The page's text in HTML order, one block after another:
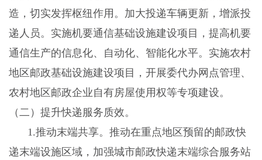
造，切实发挥枢纽作用。加大投递车辆更新，增派投
递人员。实施机要通信基础设施建设项目，提高机要
通信生产的信息化、自动化、智能化水平。实施农村
地区邮政基础设施建设项目，开展委代办网点管理、
农村地区邮政企业自有房屋使用权等专项建设。
（二）提升快递服务质效。
1 .推动末端共享。推动在重点地区预留的邮政快
递末端设施区域，加强城市邮政快递末端综合服务站